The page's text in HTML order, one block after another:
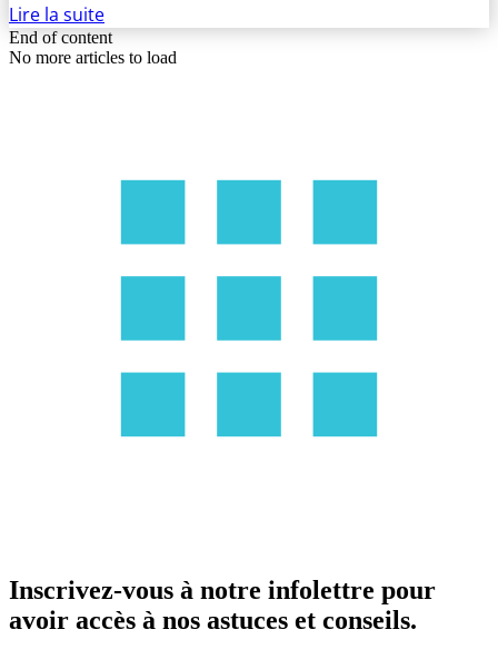
Lire la suite
End of content
No more articles to load
Inscrivez-vous à notre infolettre pour
avoir accès à nos astuces et conseils.